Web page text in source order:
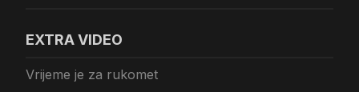
EXTRA VIDEO
Vrijeme je za rukomet